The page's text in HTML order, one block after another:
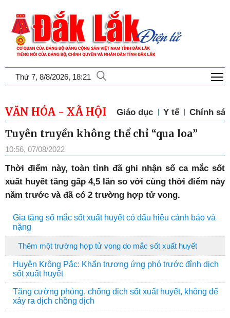
Thứ 7, 8/8/2026, 18:21
VĂN HÓA - XÃ HỘI Giáo dục Y tế Chính
Tuyên truyền không thể chỉ “qua loa”
10:56, 07/08/2022
Thời điểm này, toàn tỉnh đã ghi nhận số ca mắc sốt
xuất huyết tăng gấp 4,5 lần so với cùng thời điểm này
năm trước và đã có 2 trường hợp tử vong.
Gia tăng số mắc sốt xuất huyết có dấu hiệu cảnh báo và
nặng
Thêm một trường hợp tử vong do mắc sốt xuất huyết
Huyện Krông Pắc: Khẩn trương ứng phó trước đỉnh dịch
sốt xuất huyết
Tăng cường phòng, chống dịch sốt xuất huyết, không để
xảy ra dịch chồng dịch